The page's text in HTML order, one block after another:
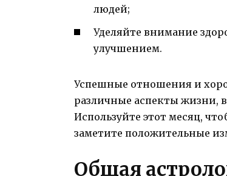
людей;
Уделяйте внимание
улучшением.
Успешные отношения и
различные аспекты жизни,
Используйте этот месяц,
заметите положительные
Общая